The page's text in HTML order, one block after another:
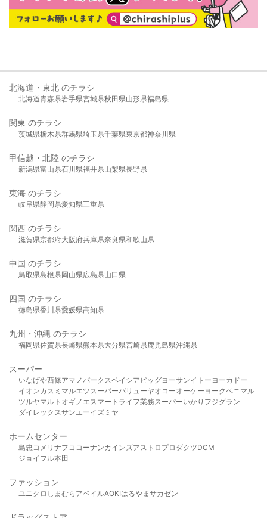
北海道・東北 のチラシ
北海道青森県岩手県宮城県秋田県山形県福島県
関東 のチラシ
茨城県栃木県群馬県埼玉県千葉県東京都神奈川県
甲信越・北陸 のチラシ
新潟県富山県石川県福井県山梨県長野県
東海 のチラシ
岐阜県静岡県愛知県三重県
関西 のチラシ
滋賀県京都府大阪府兵庫県奈良県和歌山県
中国 のチラシ
鳥取県島根県岡山県広島県山口県
四国 のチラシ
徳島県香川県愛媛県高知県
九州・沖縄 のチラシ
福岡県佐賀県長崎県熊本県大分県宮崎県鹿児島県沖縄県
スーパー
いなげや西條アマノパークスベイシア ビッグヨーサンイトーヨーカドー
イオンカスミ マルエツスーパーバリューヤオコーオーケー ヨークベニマル
ツルヤマルト オギノ エスマート ライフ業務スーパーいかり フジグラン
ダイレックスサンエーイズミヤ
ホームセンター
島忠 コメリ ナフコ コーナンカインズアストロプロダクツDCM
ジョイフル本田
ファッション
ユニクロ しまむら アベイルAOKIはるやま サカゼン